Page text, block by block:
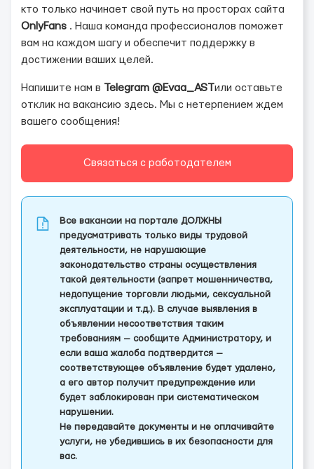
кто только начинает свой путь на просторах сайта
OnlyFans . Наша команда профессионалов поможет
вам на каждом шагу и обеспечит поддержку в
достижении ваших целей.
Напишите нам в Telegram @Evaa_AST или оставьте
отклик на вакансию здесь. Мы с нетерпением ждем
вашего сообщения!
Связаться с работодателем
Все вакансии на портале ДОЛЖНЫ
предусматривать только виды трудовой
деятельности, не нарушающие
законодательство страны осуществления
такой деятельности (запрет мошенничества,
недопущение торговли людьми, сексуальной
эксплуатации и т.д.). В случае выявления в
объявлении несоответствия таким
требованиям — сообщите Администратору, и
если ваша жалоба подтвердится —
соответствующее объявление будет удалено,
а его автор получит предупреждение или
будет заблокирован при систематическом
нарушении.
Не передавайте документы и не оплачивайте
услуги, не убедившись в их безопасности для
вас.